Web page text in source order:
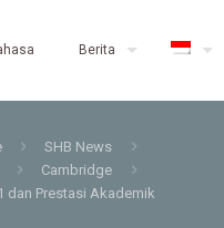
Berita
SHB News
Cambridge
dan Prestasi Akademik